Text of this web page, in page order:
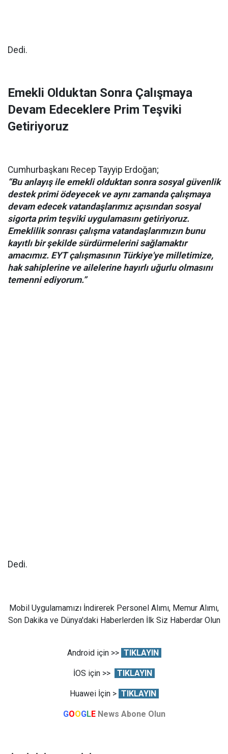
Dedi.
Emekli Olduktan Sonra Çalışmaya
Devam Edeceklere Prim Teşviki
Getiriyoruz
Cumhurbaşkanı Recep Tayyip Erdoğan;
“Bu anlayış ile emekli olduktan sonra sosyal güvenlik
destek primi ödeyecek ve aynı zamanda çalışmaya
devam edecek vatandaşlarımız açısından sosyal
sigorta prim teşviki uygulamasını getiriyoruz.
Emeklilik sonrası çalışma vatandaşlarımızın bunu
kayıtlı bir şekilde sürdürmelerini sağlamaktır
amacımız. EYT çalışmasının Türkiye'ye milletimize,
hak sahiplerine ve ailelerine hayırlı uğurlu olmasını
temenni ediyorum.”
Dedi.
Mobil Uygulamamızı İndirerek Personel Alımı, Memur Alımı,
Son Dakika ve Dünya'daki Haberlerden İlk Siz Haberdar Olun
Android için >> TIKLAYIN
İOS için >> TIKLAYIN
Huawei İçin > TIKLAYIN
GOOGLE News Abone Olun